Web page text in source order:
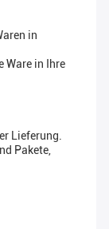
in
Ware in Ihre
Lieferung.
Pakete,